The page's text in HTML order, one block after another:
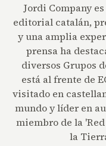
Jordi Company
editorial catalán,
y una amplia
prensa ha
diversos Grupos
está al frente de
visitado en
mundo y líder en
miembro de la
la